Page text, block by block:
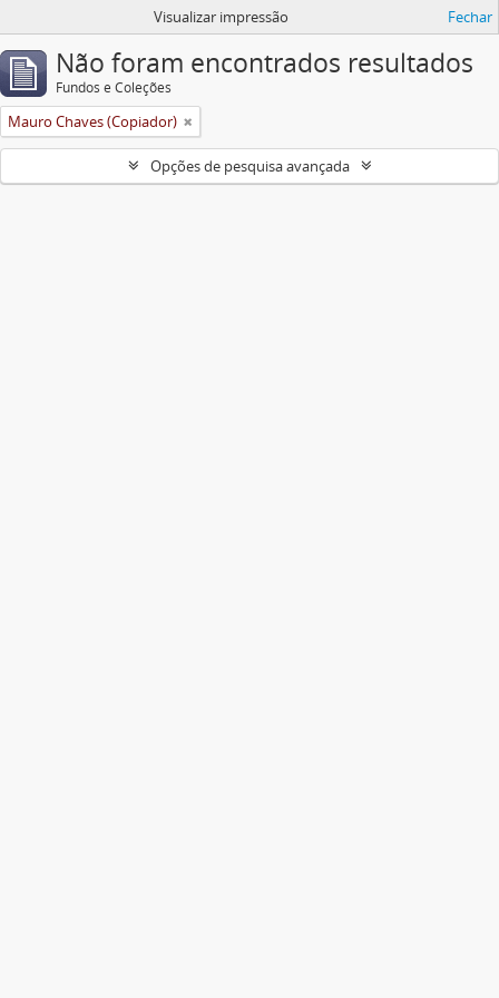
Visualizar impressão Fechar
Não foram encontrados resultados
Fundos e Coleções
Mauro Chaves (Copiador)
Opções de pesquisa avançada